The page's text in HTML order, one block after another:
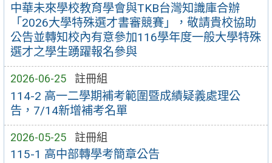
中華未來學校教育學會與TKB台灣知識庫合辦
「2026大學特殊選才書審競賽」，敬請貴校協助
公告並轉知校內有意參加116學年度一般大學特殊
選才之學生踴躍報名參與
2026-06-25 註冊組
114-2 高一二學期補考範圍暨成績疑義處理公
告，7/14新增補考名單
2026-05-25 註冊組
115-1 高中部轉學考簡章公告